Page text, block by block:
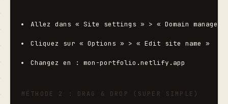
Allez dans « Site settings » > « Domain
Cliquez sur « Options » > « Edit site name »
Changez en : mon-portfolio.netlify.app
MÉTHODE 2 : DRAG & DROP (SUPER SIMPLE)